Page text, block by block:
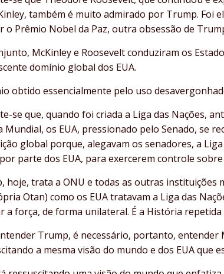
também é muito admirado por Trump. Foi
o Prêmio Nobel da Paz, outra obsessão de
McKinley e Roosevelt conduziram os
domínio global dos EUA.
obtido essencialmente pelo uso
se que, quando foi criada a Liga das Nações,
Mundial, os EUA, pressionado pelo Senado, se
global porque, alegavam os senadores, a
parte dos EUA, para exercerem controle sobre
hoje, trata a ONU e todas as outras instituições
Otan) como os EUA tratavam a Liga das
a força, de forma unilateral. É a História repetida
Trump, é necessário, portanto, entender
a mesma visão do mundo e dos EUA que